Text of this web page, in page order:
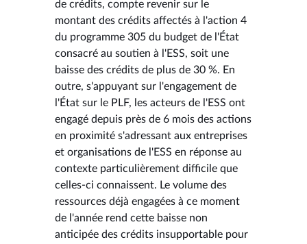
de crédits, compte revenir sur le
montant des crédits affectés à l'action 4
du programme 305 du budget de l'État
consacré au soutien à l'ESS, soit une
baisse des crédits de plus de 30 %. En
outre, s'appuyant sur l'engagement de
l'État sur le PLF, les acteurs de l'ESS ont
engagé depuis près de 6 mois des actions
en proximité s'adressant aux entreprises
et organisations de l'ESS en réponse au
contexte particulièrement difficile que
celles-ci connaissent. Le volume des
ressources déjà engagées à ce moment
de l'année rend cette baisse non
anticipée des crédits insupportable pour